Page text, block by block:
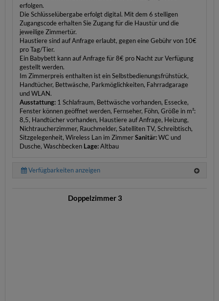
erfolgen.
Die Schlüsselübergabe erfolgt digital. Mit dem 6 stelligen
Zugangscode erhalten Sie Zugang für die Haustür und die
jeweilige Zimmertür.
Haustiere sind auf Anfrage erlaubt, gegen eine Gebühr von 10€
pro Tag/Tier.
Ein Babybett kann auf Anfrage für 8€ pro Nacht zur Verfügung
gestellt werden.
Im Zimmerpreis enthalten ist ein Selbstbedienungsfrühstück,
Handtücher, Bettwäsche, Parkmöglichkeiten, Fahrradgarage
und WLAN.
Ausstattung: 1 Schlafraum, Bettwäsche vorhanden, Essecke,
Fenster können geöffnet werden, Fernseher, Föhn, Größe in m²:
8,5, Handtücher vorhanden, Haustiere auf Anfrage, Heizung,
Nichtraucherzimmer, Rauchmelder, Satelliten TV, Schreibtisch,
Sitzgelegenheit, Wireless Lan im ZimmerSanitär:WC und
Dusche, Waschbecken Lage:Altbau
Verfügbarkeiten anzeigen
Doppelzimmer 3